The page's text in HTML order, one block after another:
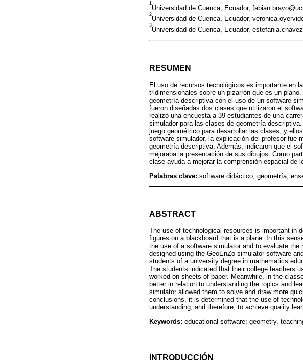
1
Universidad de Cuenca, Ecuador,
2
Universidad de Cuenca, Ecuador,
3
Universidad de Cuenca, Ecuador,
RESUMEN
El uso de recursos tecnológicos es importante en
tridimensionales sobre un pizarrón que es un
geometría descriptiva con el uso de un software
fueron diseñadas dos clases que utilizaron el
realizó una encuesta a 39 estudiantes de una
simulador para las clases de geometría
juego geométrico para desarrollar las clases, y
software simulador, la explicación del profesor fue
geometría descriptiva. Además, indicaron que el
mejoraba la presentación de sus dibujos. Como
clase ayuda a mejorar la comprensión espacial de
Palabras clave: software didáctico; geometría,
ABSTRACT
The use of technological resources is important in
figures on a blackboard that is a plane. In this
the use of a software simulator and to evaluate
designed using the GeoEnZo simulator software
students of a university degree in mathematics
The students indicated that their college teachers
worked on sheets of paper. Meanwhile, in the
better in relation to understanding the topics and
simulator allowed them to solve and draw more
conclusions, it is determined that the use of
understanding, and therefore, to achieve quality
Keywords: educational software; geometry,
INTRODUCCIÓN